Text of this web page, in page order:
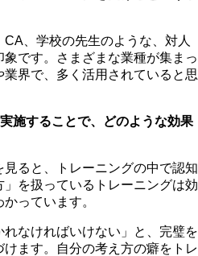
、学校の先生のような、対人
です。さまざまな業種が集まっ
界で、多く活用されていると思
施することで、どのような効果
ると、トレーニングの中で認知
を扱っているトレーニングは効
っています。
なければいけない」と、完璧を
ます。自分の考え方の癖をトレ